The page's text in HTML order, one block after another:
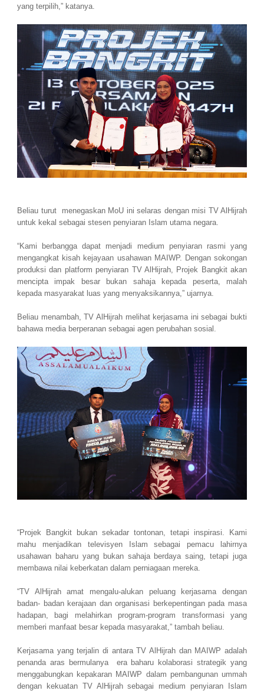
yang terpilih,” katanya.
Beliau turut menegaskan MoU ini selaras dengan misi TV AlHijrah
untuk kekal sebagai stesen penyiaran Islam utama negara.
“Kami berbangga dapat menjadi medium penyiaran rasmi yang
mengangkat kisah kejayaan usahawan MAIWP. Dengan sokongan
produksi dan platform penyiaran TV AlHijrah, Projek Bangkit akan
mencipta impak besar bukan sahaja kepada peserta, malah
kepada masyarakat luas yang menyaksikannya,” ujarnya.
Beliau menambah, TV AlHijrah melihat kerjasama ini sebagai bukti
bahawa media berperanan sebagai agen perubahan sosial.
“Projek Bangkit bukan sekadar tontonan, tetapi inspirasi. Kami
mahu menjadikan televisyen Islam sebagai pemacu lahirnya
usahawan baharu yang bukan sahaja berdaya saing, tetapi juga
membawa nilai keberkatan dalam perniagaan mereka.
“TV AlHijrah amat mengalu-alukan peluang kerjasama dengan
badan- badan kerajaan dan organisasi berkepentingan pada masa
hadapan, bagi melahirkan program-program transformasi yang
memberi manfaat besar kepada masyarakat,” tambah beliau.
Kerjasama yang terjalin di antara TV AlHijrah dan MAIWP adalah
penanda aras bermulanya era baharu kolaborasi strategik yang
menggabungkan kepakaran MAIWP dalam pembangunan ummah
dengan kekuatan TV AlHijrah sebagai medium penyiaran Islam